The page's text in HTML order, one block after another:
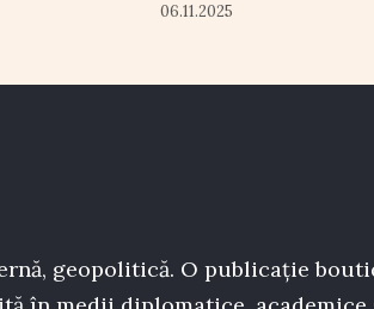
06.11.2025
geopolitică. O publicație